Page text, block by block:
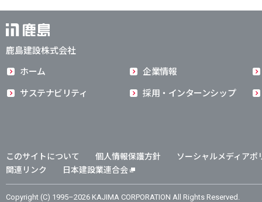
鹿島建設株式会社
ホーム
企業情報
サステナビリティ 採用・インターンシップ
このサイトについて 個人情報保護方針
ソーシャルメディアポ
関連リンク
日本建設業連合会
Copyright (C) 1995–2026 KAJIMA CORPORATION All Rights Reserved.